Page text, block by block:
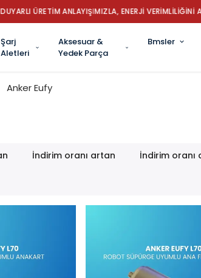
SÜPÜRGE BATARYA MARKASI: GÜÇ,
Şarj
Aletleri
Aksesuar &
Yedek Parça
Bmsler
Anker Eufy
İndirim oranı artan İndirim oranı